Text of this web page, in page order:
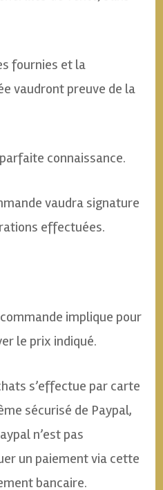
fournies et la
vaudront preuve de la
connaissance.
vaudra signature
effectuées.
implique pour
le prix indiqué.
s’effectue par carte
sécurisé de Paypal,
n’est pas
un paiement via cette
bancaire.